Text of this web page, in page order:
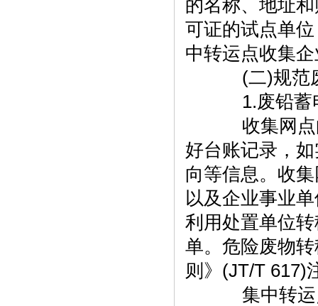
的名称、地址
可证的试点单
中转运点收集
(二)规范废
1.废铅蓄
收集网点
好台账记录，
向等信息。收
以及企业事业
利用处置单位
单。危险废物
则》(JT/T 617)
集中转运